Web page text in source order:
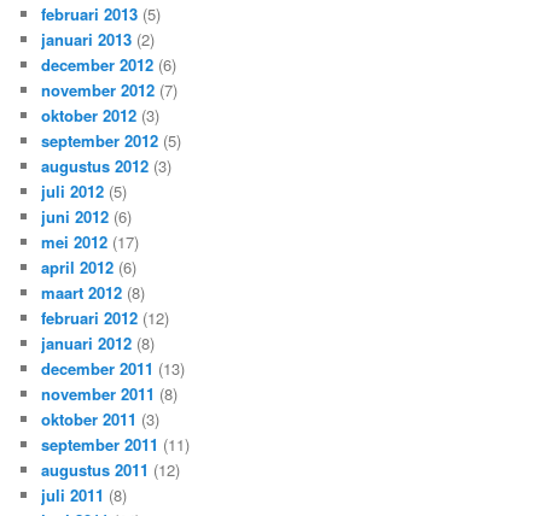
februari 2013 (5)
januari 2013 (2)
december 2012 (6)
november 2012 (7)
oktober 2012 (3)
september 2012 (5)
augustus 2012 (3)
juli 2012 (5)
juni 2012 (6)
mei 2012 (17)
april 2012 (6)
maart 2012 (8)
februari 2012 (12)
januari 2012 (8)
december 2011 (13)
november 2011 (8)
oktober 2011 (3)
september 2011 (11)
augustus 2011 (12)
juli 2011 (8)